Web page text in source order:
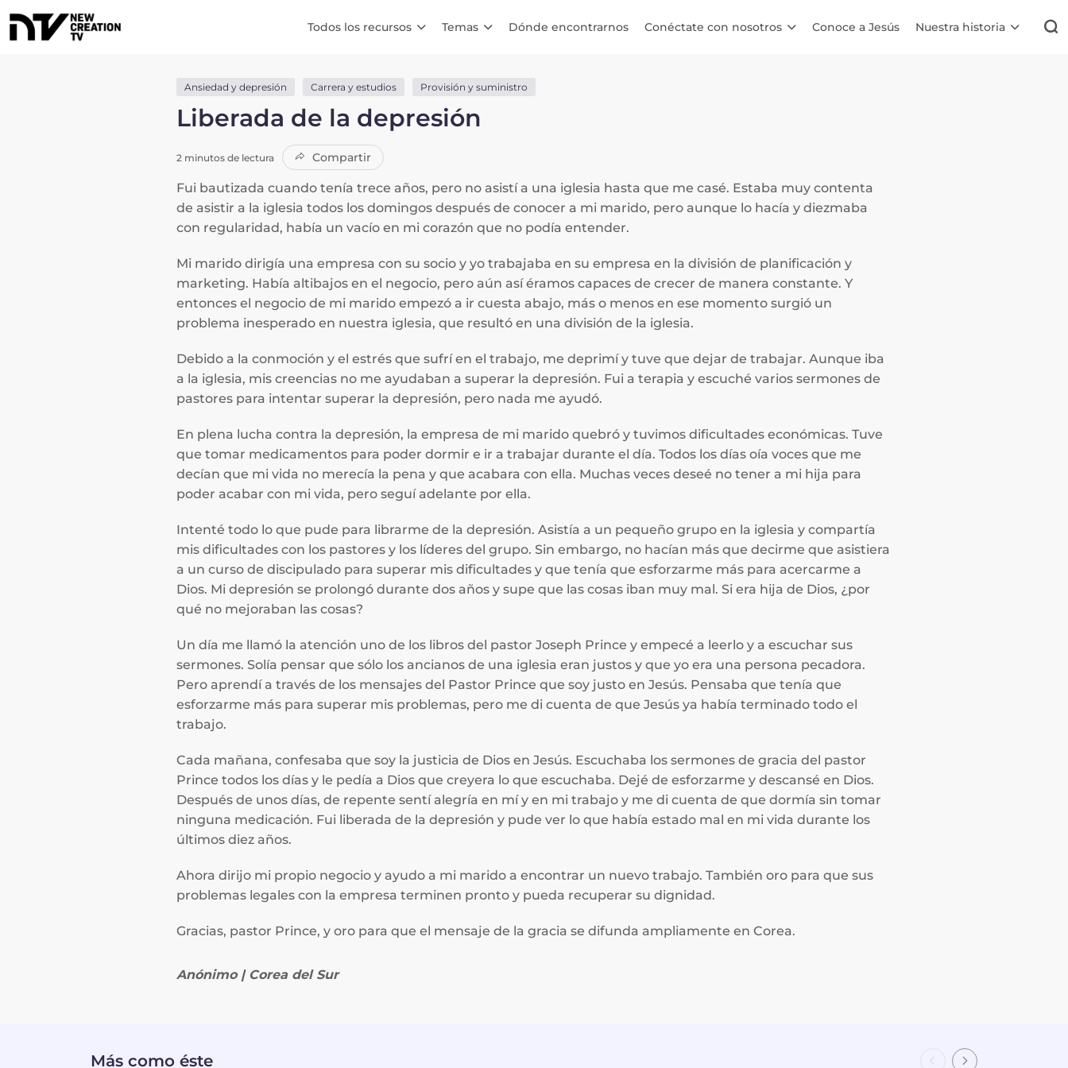
Todos los recursos Temas Dónde encontrarnos Conéctate con nosotros Conoce a Jesús Nuestra historia
Ansiedad y depresión Carrera y estudios Provisión y suministro
Liberada de la depresión
2 minutos de lectura Compartir
Fui bautizada cuando tenía trece años, pero no asistí a una iglesia hasta que me casé. Estaba muy contenta
de asistir a la iglesia todos los domingos después de conocer a mi marido, pero aunque lo hacía y diezmaba
con regularidad, había un vacío en mi corazón que no podía entender.
Mi marido dirigía una empresa con su socio y yo trabajaba en su empresa en la división de planificación y
marketing. Había altibajos en el negocio, pero aún así éramos capaces de crecer de manera constante. Y
entonces el negocio de mi marido empezó a ir cuesta abajo, más o menos en ese momento surgió un
problema inesperado en nuestra iglesia, que resultó en una división de la iglesia.
Debido a la conmoción y el estrés que sufrí en el trabajo, me deprimí y tuve que dejar de trabajar. Aunque iba
a la iglesia, mis creencias no me ayudaban a superar la depresión. Fui a terapia y escuché varios sermones de
pastores para intentar superar la depresión, pero nada me ayudó.
En plena lucha contra la depresión, la empresa de mi marido quebró y tuvimos dificultades económicas. Tuve
que tomar medicamentos para poder dormir e ir a trabajar durante el día. Todos los días oía voces que me
decían que mi vida no merecía la pena y que acabara con ella. Muchas veces deseé no tener a mi hija para
poder acabar con mi vida, pero seguí adelante por ella.
Intenté todo lo que pude para librarme de la depresión. Asistía a un pequeño grupo en la iglesia y compartía
mis dificultades con los pastores y los líderes del grupo. Sin embargo, no hacían más que decirme que asistiera
a un curso de discipulado para superar mis dificultades y que tenía que esforzarme más para acercarme a
Dios. Mi depresión se prolongó durante dos años y supe que las cosas iban muy mal. Si era hija de Dios, ¿por
qué no mejoraban las cosas?
Un día me llamó la atención uno de los libros del pastor Joseph Prince y empecé a leerlo y a escuchar sus
sermones. Solía pensar que sólo los ancianos de una iglesia eran justos y que yo era una persona pecadora.
Pero aprendí a través de los mensajes del Pastor Prince que soy justo en Jesús. Pensaba que tenía que
esforzarme más para superar mis problemas, pero me di cuenta de que Jesús ya había terminado todo el
trabajo.
Cada mañana, confesaba que soy la justicia de Dios en Jesús. Escuchaba los sermones de gracia del pastor
Prince todos los días y le pedía a Dios que creyera lo que escuchaba. Dejé de esforzarme y descansé en Dios.
Después de unos días, de repente sentí alegría en mí y en mi trabajo y me di cuenta de que dormía sin tomar
ninguna medicación. Fui liberada de la depresión y pude ver lo que había estado mal en mi vida durante los
últimos diez años.
Ahora dirijo mi propio negocio y ayudo a mi marido a encontrar un nuevo trabajo. También oro para que sus
problemas legales con la empresa terminen pronto y pueda recuperar su dignidad.
Gracias, pastor Prince, y oro para que el mensaje de la gracia se difunda ampliamente en Corea.
Anónimo | Corea del Sur
Más como éste